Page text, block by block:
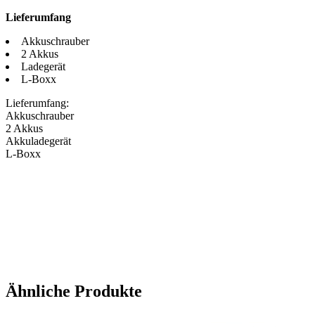
Lieferumfang
Akkuschrauber
2 Akkus
Ladegerät
L-Boxx
Lieferumfang:
Akkuschrauber
2 Akkus
Akkuladegerät
L-Boxx
Ähnliche Produkte